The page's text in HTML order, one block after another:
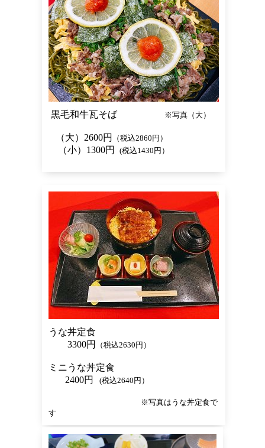
黒毛和牛瓦そば ※写真（大）
（大）2600円 （税込2860円）
（小）1300円 (税込1430円）
うな丼定食
3300円
（税込2630円）
ミニうな丼定食
2400円
(税込2640円）
※写真はうな丼定食で
す